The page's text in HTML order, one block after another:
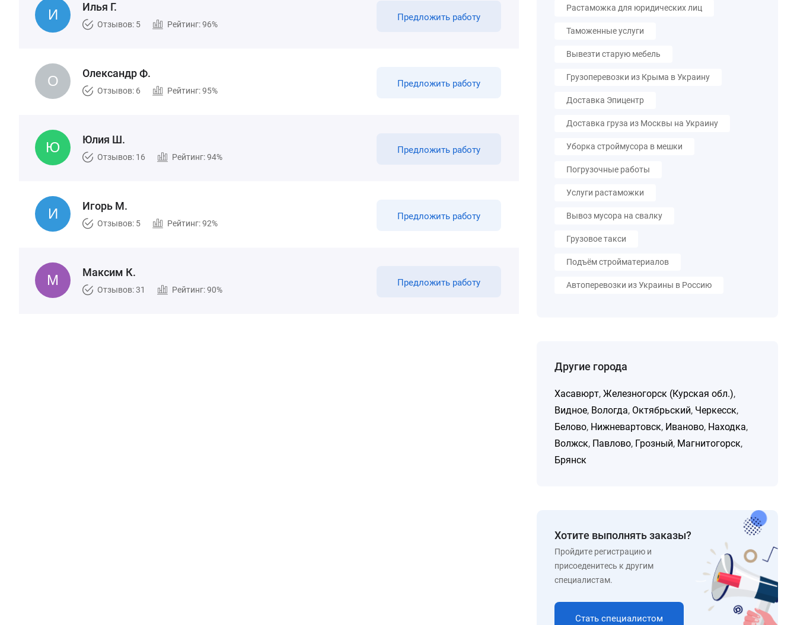
Илья Г.
Отзывов: 5 Рейтинг: 96%
Предложить работу
Олександр Ф.
Отзывов: 6 Рейтинг: 95%
Предложить работу
Юлия Ш.
Отзывов: 16 Рейтинг: 94%
Предложить работу
Игорь М.
Отзывов: 5 Рейтинг: 92%
Предложить работу
Максим К.
Отзывов: 31 Рейтинг: 90%
Предложить работу
Растаможка для юридических лиц
Таможенные услуги
Вывезти старую мебель
Грузоперевозки из Крыма в Украину
Доставка Эпицентр
Доставка груза из Москвы на Украину
Уборка строймусора в мешки
Погрузочные работы
Услуги растаможки
Вывоз мусора на свалку
Грузовое такси
Подъём стройматериалов
Автоперевозки из Украины в Россию
Другие города
Хасавюрт,Железногорск (Курская обл.),
Видное, Вологда, Октябрьский, Черкесск,
Белово, Нижневартовск, Иваново, Находка,
Волжск, Павлово, Грозный, Магнитогорск,
Брянск
Хотите выполнять заказы?
Пройдите регистрацию и
присоеденитесь к другим
специалистам.
Стать специалистом